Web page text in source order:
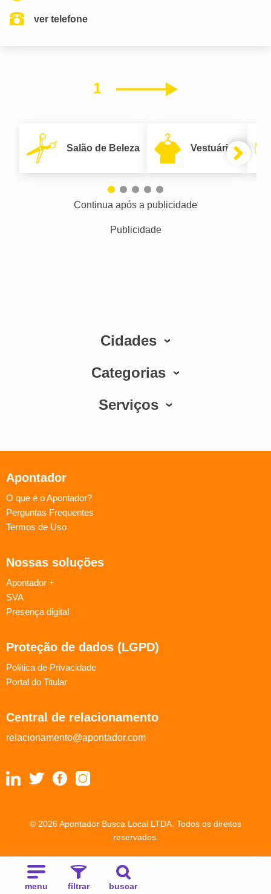
menu filtrar buscar
ver telefone
1 Próximo
Salão de Beleza Vestuário
Continua após a publicidade
Publicidade
Cidades
Categorias
Serviços
Apontador
O que é o Apontador?
Perguntas Frequentes
Termos de Uso
Nossas soluções
Apontador +
SVA
Presença digital
Proteção de dados (LGPD)
Política de Privacidade
Portal do Titular
Central de relacionamento
relacionamento@apontador.com
© 2026 Apontador Busca Local LTDA. Todos os direitos
reservados.